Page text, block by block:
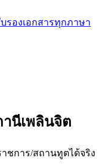
รองเอกสารทุกภาษา
านีเพลินจิต
ชการ/สถานทูตได้จริง